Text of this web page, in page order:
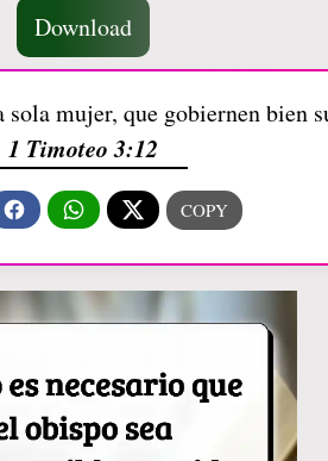
Download
mujer, que gobiernen bien
1 Timoteo 3:12